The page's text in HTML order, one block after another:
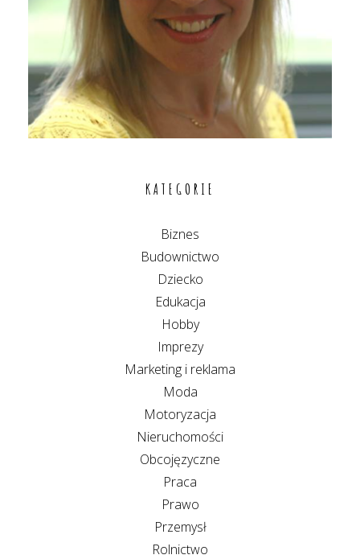
KATEGORIE
Biznes
Budownictwo
Dziecko
Edukacja
Hobby
Imprezy
Marketing i reklama
Moda
Motoryzacja
Nieruchomości
Obcojęzyczne
Praca
Prawo
Przemysł
Rolnictwo